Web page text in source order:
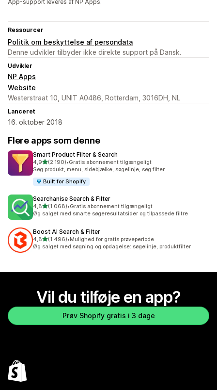
App-support leveres af NP Apps.
Ressourcer
Politik om beskyttelse af persondata
Denne udvikler tilbyder ikke direkte support på Dansk.
Udvikler
NP Apps
Website
Westerstraat 10, UNIT A0486, Rotterdam, 3016DH, NL
Lanceret
16. oktober 2018
Flere apps som denne
Smart Product Filter & Search
4,9ud af 5 stjerner
(2.190)
2190 anmeldelser i alt
•Gratis abonnement tilgængeligt
Søg produkt, menu, sidebjælke, søgelinje, søg filter
Built for Shopify
Searchanise Search & Filter
4,8ud af 5 stjerner
(1.068)
1068 anmeldelser i alt
•Gratis abonnement tilgængeligt
Øg salget med smarte søgeresultatsider og tilpassede filtre
Boost AI Search & Filter
4,8ud af 5 stjerner
(1.496)
1496 anmeldelser i alt
•Mulighed for gratis prøveperiode
Øg salget med søgning og opdagelse: søgelinje, produktfilter
Vil du tilføje en app?
Prøv Shopify gratis i 3 dage